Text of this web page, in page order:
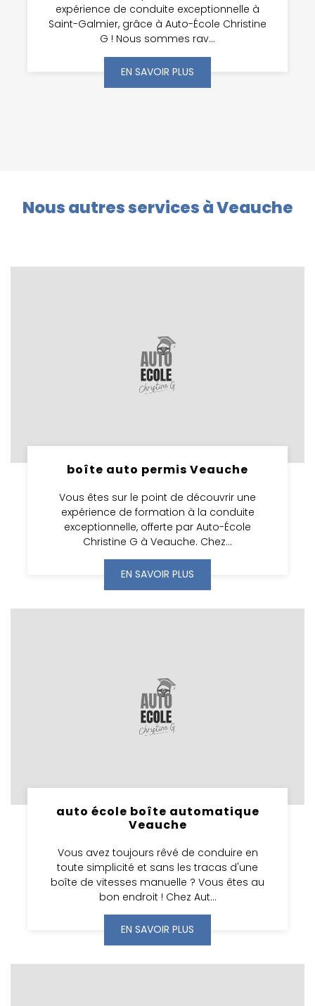
expérience de conduite exceptionnelle à
Saint-Galmier, grâce à Auto-École Christine
G ! Nous sommes rav...
EN SAVOIR PLUS
Nous autres services à Veauche
boîte auto permis Veauche
Vous êtes sur le point de découvrir une
expérience de formation à la conduite
exceptionnelle, offerte par Auto-École
Christine G à Veauche. Chez...
EN SAVOIR PLUS
auto école boîte automatique
Veauche
Vous avez toujours rêvé de conduire en
toute simplicité et sans les tracas d'une
boîte de vitesses manuelle ? Vous êtes au
bon endroit ! Chez Aut...
EN SAVOIR PLUS